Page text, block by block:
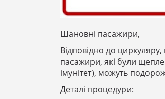
Шановні пасажири,
Відповідно до
пасажири, які були
імунітет), можуть
Деталі процедури: